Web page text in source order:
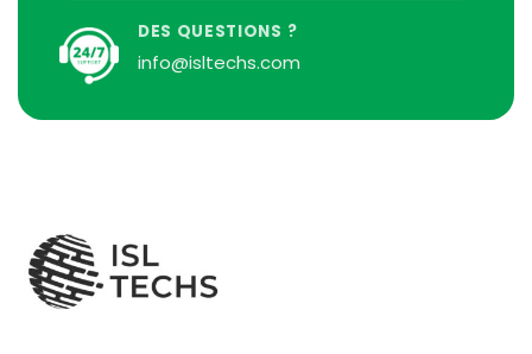
DES QUESTIONS ?
info@isltechs.com